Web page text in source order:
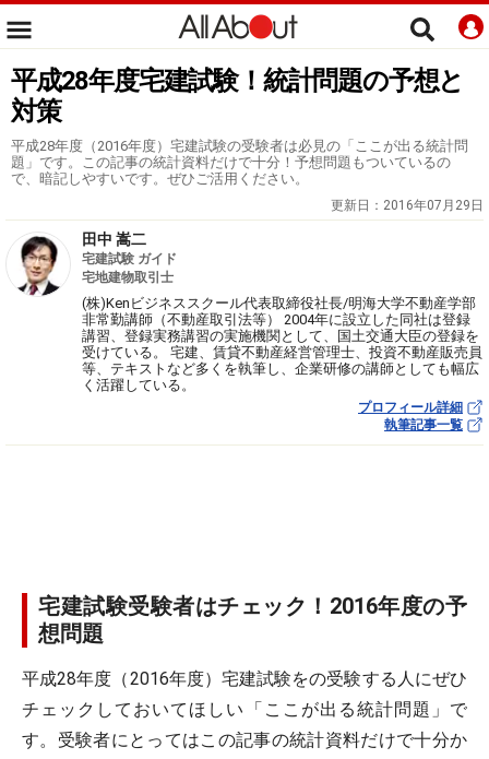
平成28年度宅建試験！統計問題の予想と
対策
平成28年度（2016年度）宅建試験の受験者は必見の「ここが出る統計問
題」です。この記事の統計資料だけで十分！予想問題もついているの
で、暗記しやすいです。ぜひご活用ください。
更新日： 2016年07月29日
田中 嵩二
宅建試験 ガイド
宅地建物取引士
(株)Kenビジネススクール代表取締役社長/明海大学不動産学部
非常勤講師（不動産取引法等） 2004年に設立した同社は登録
講習、登録実務講習の実施機関として、国土交通大臣の登録を
受けている。 宅建、賃貸不動産経営管理士、投資不動産販売員
等、テキストなど多くを執筆し、企業研修の講師としても幅広
く活躍している。
プロフィール詳細
執筆記事一覧
宅建試験受験者はチェック！2016年度の予
想問題
平成28年度（2016年度）宅建試験をの受験する人にぜひ
チェックしておいてほしい「ここが出る統計問題」で
す。受験者にとってはこの記事の統計資料だけで十分か